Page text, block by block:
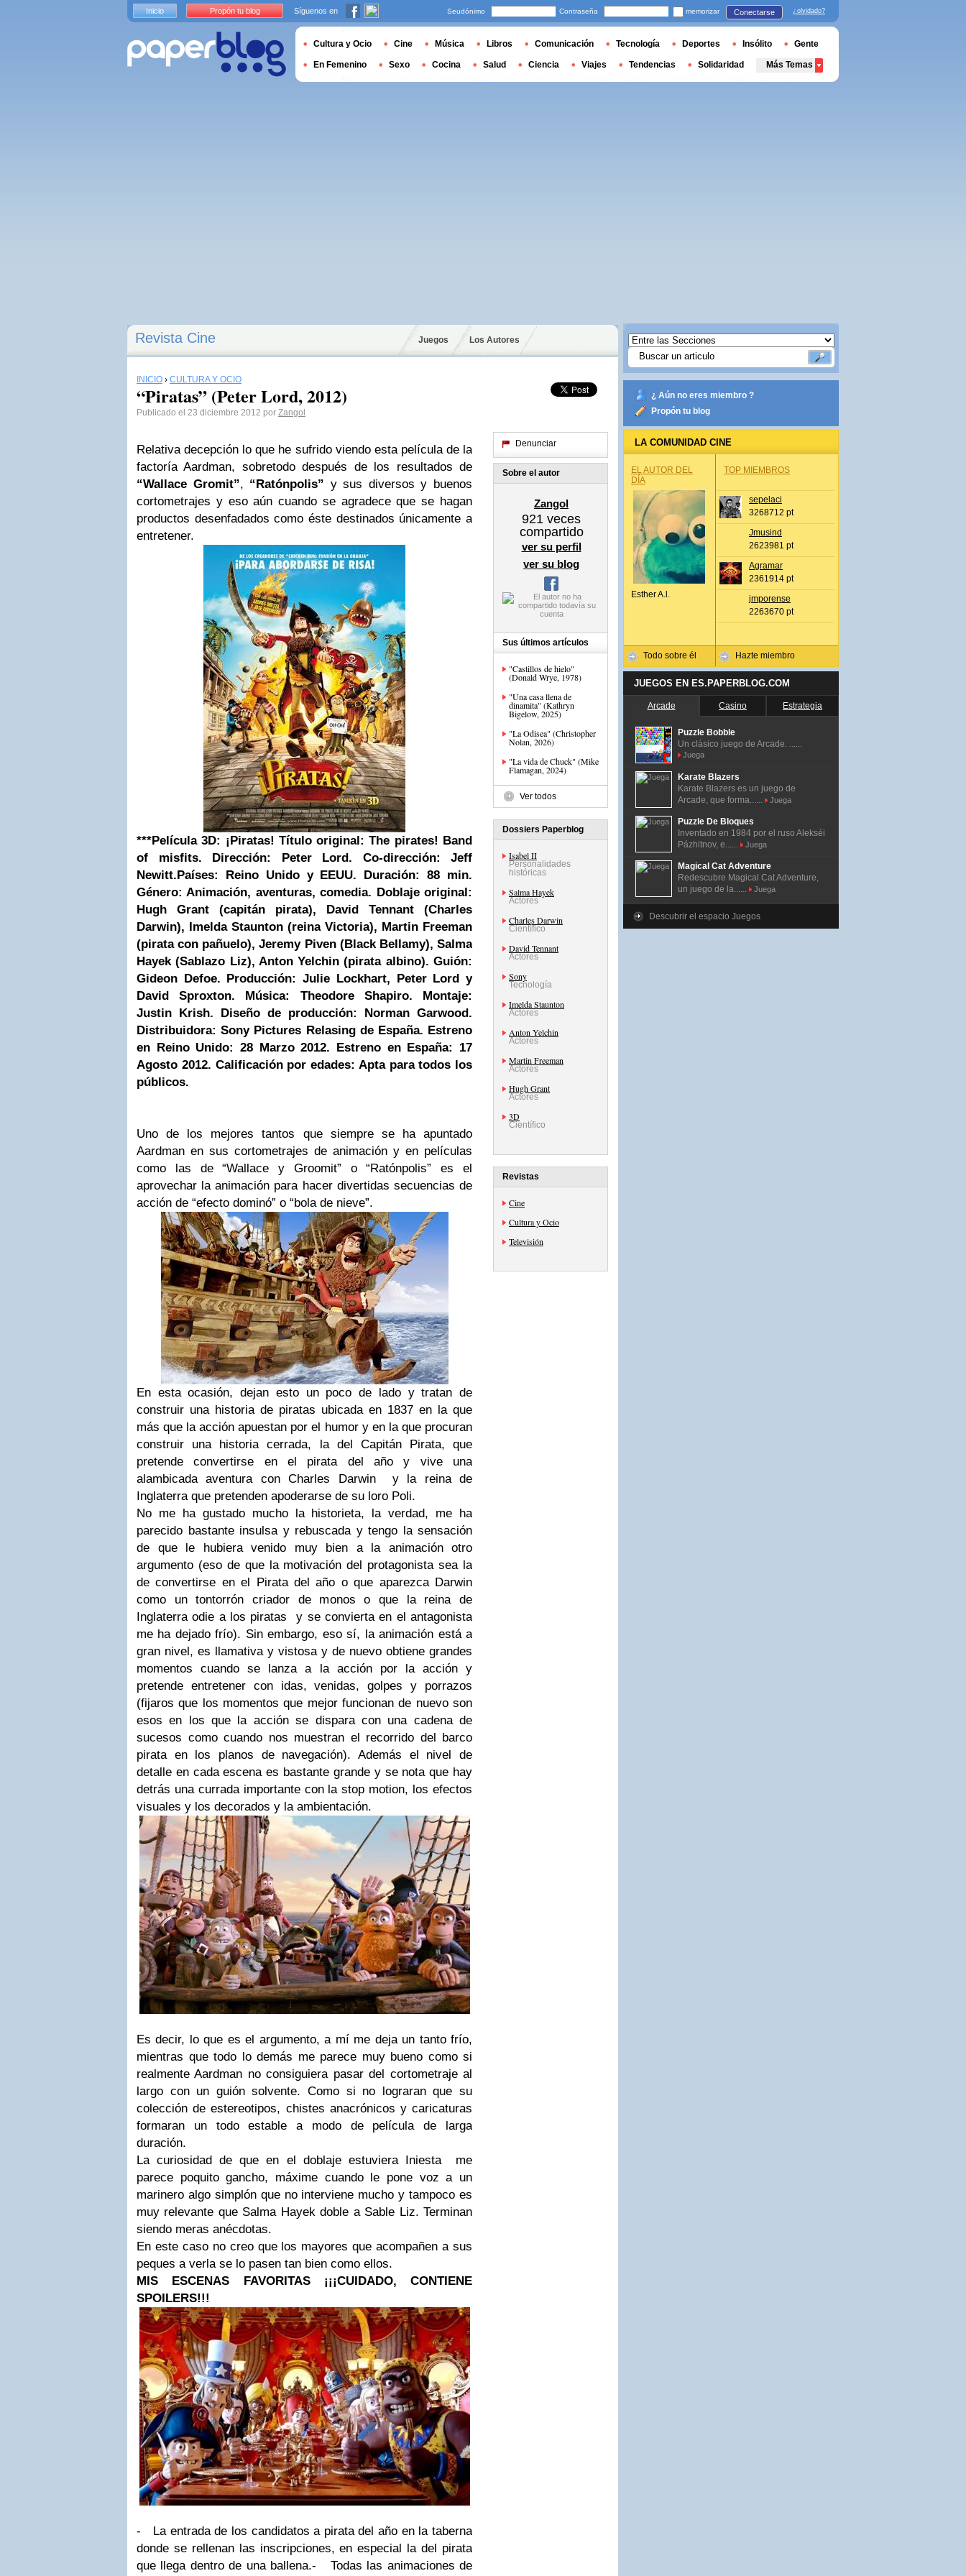
Revista Cine Juegos Los Autores
INICIO › CULTURA Y OCIO
“Piratas” (Peter Lord, 2012)
Publicado el 23 diciembre 2012 por Zangol
Relativa decepción lo que he sufrido viendo esta película de la
factoría Aardman, sobretodo después de los resultados de
“Wallace Gromit”, “Ratónpolis” y sus diversos y buenos
cortometrajes y eso aún cuando se agradece que se hagan
productos desenfadados como éste destinados únicamente a
entretener.
***Película 3D: ¡Piratas! Título original: The pirates! Band
of misfits. Dirección: Peter Lord. Co-dirección: Jeff
Newitt.Países: Reino Unido y EEUU. Duración: 88 min.
Género: Animación, aventuras, comedia. Doblaje original:
Hugh Grant (capitán pirata), David Tennant (Charles
Darwin), Imelda Staunton (reina Victoria), Martin Freeman
(pirata con pañuelo), Jeremy Piven (Black Bellamy), Salma
Hayek(Sablazo Liz), Anton Yelchin (pirata albino).Guión:
Gideon Defoe. Producción: Julie Lockhart, Peter Lord y
David Sproxton. Música: Theodore Shapiro. Montaje:
Justin Krish. Diseño de producción: Norman Garwood.
Distribuidora:SonyPictures Relasing de España. Estreno
en Reino Unido: 28 Marzo 2012. Estreno en España: 17
Agosto 2012. Calificación por edades: Apta para todos los
públicos.
Uno de los mejores tantos que siempre se ha apuntado
Aardman en sus cortometrajes de animación y en películas
como las de “Wallace y Groomit” o “Ratónpolis” es el
aprovechar la animación para hacer divertidas secuencias de
acción de “efecto dominó” o “bola de nieve”.
En esta ocasión, dejan esto un poco de lado y tratan de
construir una historia de piratas ubicada en 1837 en la que
más que la acción apuestan por el humor y en la que procuran
construir una historia cerrada, la del Capitán Pirata, que
pretende convertirse en el pirata del año y vive una
alambicada aventura con Charles Darwin
y la reina de
Inglaterra que pretenden apoderarse de su loro Poli.
No me ha gustado mucho la historieta, la verdad, me ha
parecido bastante insulsa y rebuscada y tengo la sensación
de que le hubiera venido muy bien a la animación otro
argumento (eso de que la motivación del protagonista sea la
de convertirse en el Pirata del año o que aparezca Darwin
como un tontorrón criador de monos o que la reina de
Inglaterra odie a los piratas
y se convierta en el antagonista
me ha dejado frío). Sin embargo, eso sí, la animación está a
gran nivel, es llamativa y vistosa y de nuevo obtiene grandes
momentos cuando se lanza a la acción por la acción y
pretende entretener con idas, venidas, golpes y porrazos
(fijaros que los momentos que mejor funcionan de nuevo son
esos en los que la acción se dispara con una cadena de
sucesos como cuando nos muestran el recorrido del barco
pirata en los planos de navegación). Además el nivel de
detalle en cada escena es bastante grande y se nota que hay
detrás una currada importante con la stop motion, los efectos
visuales y los decorados y la ambientación.
Es decir, lo que es el argumento, a mí me deja un tanto frío,
mientras que todo lo demás me parece muy bueno como si
realmente Aardman no consiguiera pasar del cortometraje al
largo con un guión solvente. Como si no lograran que su
colección de estereotipos, chistes anacrónicos y caricaturas
formaran un todo estable a modo de película de larga
duración.
La curiosidad de que en el doblaje estuviera Iniesta
me
parece poquito gancho, máxime cuando le pone voz a un
marinero algo simplón que no interviene mucho y tampoco es
muy relevante que Salma Hayek doble a Sable Liz. Terminan
siendo meras anécdotas.
En este caso no creo que los mayores que acompañen a sus
peques a verla se lo pasen tan bien como ellos.
MIS ESCENAS FAVORITAS ¡¡¡CUIDADO, CONTIENE
SPOILERS!!!
-
La entrada de los candidatos a pirata del año en la taberna
donde se rellenan las inscripciones, en especial la del pirata
que llega dentro de una ballena.- Todas las animaciones de
Denunciar
Sobre el autor
Zangol
921 veces
compartido
ver su perfil
ver su blog
Sus últimos artículos
"Castillos de hielo"
(Donald Wrye, 1978)
"Una casa llena de
dinamita" (Kathryn
Bigelow, 2025)
"La Odisea" (Christopher
Nolan, 2026)
"La vida de Chuck" (Mike
Flamagan, 2024)
Ver todos
Dossiers Paperblog
Isabel II
Personalidades
históricas
Salma Hayek
Actores
Charles Darwin
Científico
David Tennant
Actores
Sony
Tecnología
Imelda Staunton
Actores
Anton Yelchin
Actores
Martin Freeman
Actores
Hugh Grant
Actores
3D
Científico
Revistas
Cine
Cultura y Ocio
Televisión
¿ Aún no eres miembro ?
Propón tu blog
LA COMUNIDAD CINE
EL AUTOR DEL
DÍA
Esther A.l.
Todo sobre él
TOP MIEMBROS
sepelaci
3268712 pt
Jmusind
2623981 pt
Agramar
2361914 pt
jmporense
2263670 pt
Hazte miembro
JUEGOS EN ES.PAPERBLOG.COM
Arcade Casino Estrategia
Puzzle Bobble
Un clásico juego de Arcade. ......
Juega
Karate Blazers
Karate Blazers es un juego de
Arcade, que forma......
Juega
Puzzle De Bloques
Inventado en 1984 por el ruso Alekséi
Pázhitnov, e......
Juega
Magical Cat Adventure
Redescubre Magical Cat Adventure,
un juego de la......
Juega
Descubrir el espacio Juegos
Inicio Propón tu blog Síguenos en Seudónimo Contraseña memorizar Conectarse ¿olvidado?
Cultura y Ocio Cine Música Libros Comunicación Tecnología Deportes Insólito Gente
En Femenino Sexo Cocina Salud Ciencia Viajes Tendencias Solidaridad Más Temas